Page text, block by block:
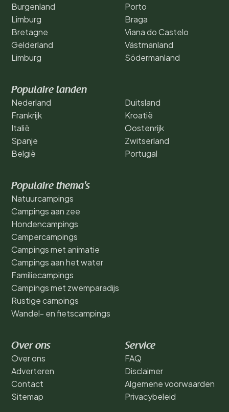
Burgenland
Limburg
Bretagne
Gelderland
Limburg
Porto
Braga
Viana do Castelo
Västmanland
Södermanland
Populaire landen
Nederland
Frankrijk
Italië
Spanje
België
Duitsland
Kroatië
Oostenrijk
Zwitserland
Portugal
Populaire thema's
Natuurcampings
Campings aan zee
Hondencampings
Campercampings
Campings met animatie
Campings aan het water
Familiecampings
Campings met zwemparadijs
Rustige campings
Wandel- en fietscampings
Over ons
Over ons
Adverteren
Contact
Sitemap
Service
FAQ
Disclaimer
Algemene voorwaarden
Privacybeleid